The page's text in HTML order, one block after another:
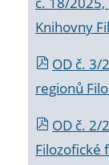
Knihovny
OD č. 3/
regionů
OD č. 2/
Filozofické